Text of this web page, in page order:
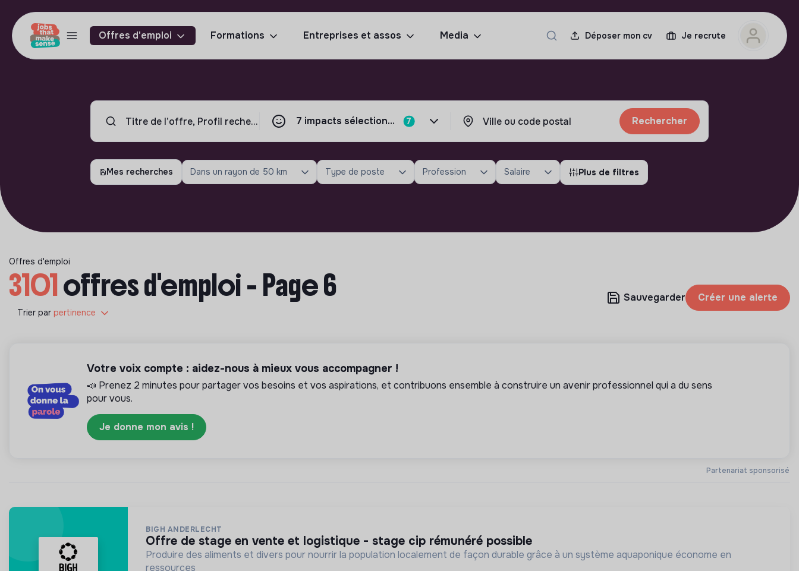
Offres d'emploi Formations Entreprises et assos Media Déposer mon cv Je recrute
7 impacts sélectionnés 7 Rechercher
Mes recherches Dans un rayon de 50 km Type de poste Profession Salaire Plus de filtres
Offres d'emploi
3101offres d'emploi - Page 6
Trier par pertinence
Sauvegarder Créer une alerte
Partenariat sponsorisé
Votre voix compte : aidez-nous à mieux vous accompagner !
📣 Prenez 2 minutes pour partager vos besoins et vos aspirations, et contribuons ensemble à construire un avenir professionnel qui a du sens
pour vous.
Je donne mon avis !
BIGH ANDERLECHT
offre de stage en vente et logistique - stage cip rémunéré possible
Produire des aliments et divers pour nourrir la population localement de façon durable grâce à un système aquaponique économe en
ressources